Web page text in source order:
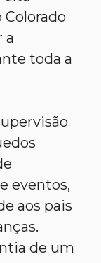
Colorado
a
toda a
eventos,
aos pais
de um